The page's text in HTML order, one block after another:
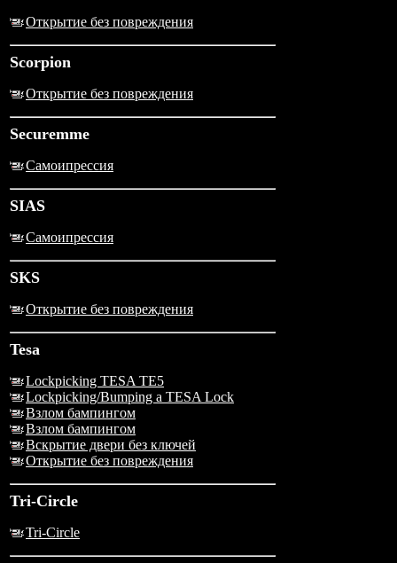
Открытие без повреждения
Scorpion
Открытие без повреждения
Securemme
Самоипрессия
SIAS
Самоипрессия
SKS
Открытие без повреждения
Tesa
Lockpicking TESA TE5
Lockpicking/Bumping a TESA Lock
Взлом бампингом
Взлом бампингом
Вскрытие двери без ключей
Открытие без повреждения
Tri-Circle
Tri-Circle